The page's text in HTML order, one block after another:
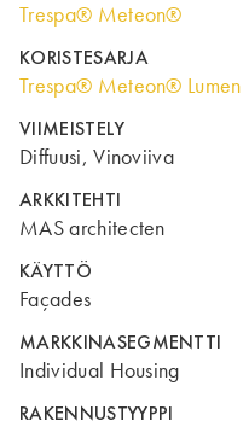
Trespa® Meteon®
KORISTESARJA
Trespa® Meteon® Lumen
VIIMEISTELY
Diffuusi, Vinoviiva
ARKKITEHTI
MAS architecten
KÄYTTÖ
Façades
MARKKINASEGMENTTI
Individual Housing
RAKENNUSTYYPPI